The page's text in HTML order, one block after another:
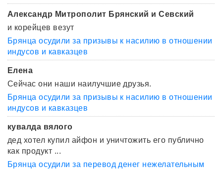
Александр Митрополит Брянский и Севский
и корейцев везут
Брянца осудили за призывы к насилию в отношении
индусов и кавказцев
Елена
Сейчас они наши наилучшие друзья.
Брянца осудили за призывы к насилию в отношении
индусов и кавказцев
кувалда вялого
дед хотел купил айфон и уничтожить его публично
как продукт ...
Брянца осудили за перевод денег нежелательным